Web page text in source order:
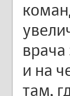
и на
там,